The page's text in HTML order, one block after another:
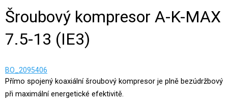
Šroubový kompresor A-K-MAX
7.5-13 (IE3)
BO_2095406
Přímo spojený koaxiální šroubový kompresor je plně bezúdržbový
při maximální energetické efektivitě.